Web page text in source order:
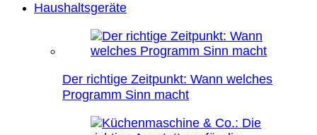
Haushaltsgeräte
Der richtige Zeitpunkt: Wann welches
Programm Sinn macht